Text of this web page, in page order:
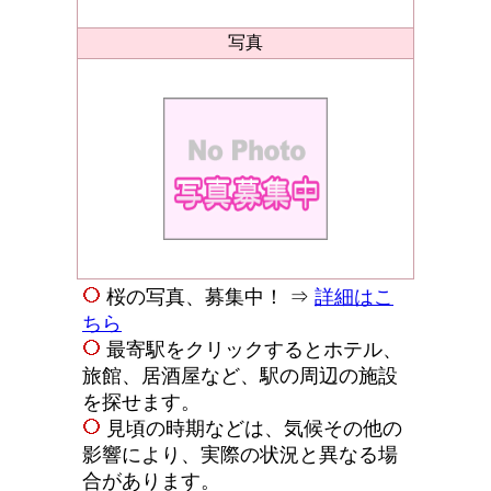
写真
桜の写真、募集中！ ⇒ 詳細はこ
ちら
最寄駅をクリックするとホテル、
旅館、居酒屋など、駅の周辺の施設
を探せます。
見頃の時期などは、気候その他の
影響により、実際の状況と異なる場
合があります。